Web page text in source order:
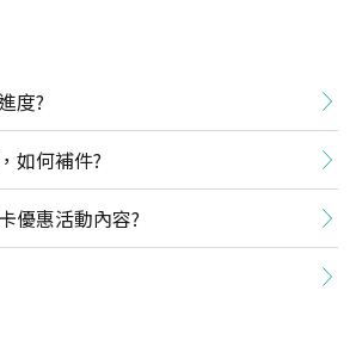
度?
如何補件?
優惠活動內容?